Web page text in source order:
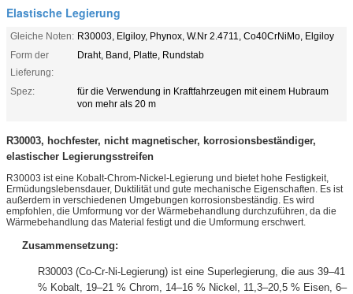
Elastische Legierung
Gleiche Noten: R30003, Elgiloy, Phynox, W.Nr 2.4711, Co40CrNiMo, Elgiloy
Form der
Lieferung:
Draht, Band, Platte, Rundstab
Spez:
für die Verwendung in Kraftfahrzeugen mit einem Hubraum
von mehr als 20 m
R30003, hochfester, nicht magnetischer, korrosionsbeständiger,
elastischer Legierungsstreifen
R30003 ist eine Kobalt-Chrom-Nickel-Legierung und bietet hohe Festigkeit,
Ermüdungslebensdauer, Duktilität und gute mechanische Eigenschaften. Es ist
außerdem in verschiedenen Umgebungen korrosionsbeständig. Es wird
empfohlen, die Umformung vor der Wärmebehandlung durchzuführen, da die
Wärmebehandlung das Material festigt und die Umformung erschwert.
Zusammensetzung:
R30003 (Co-Cr-Ni-Legierung) ist eine Superlegierung, die aus 39–41
% Kobalt, 19–21 % Chrom, 14–16 % Nickel, 11,3–20,5 % Eisen, 6–